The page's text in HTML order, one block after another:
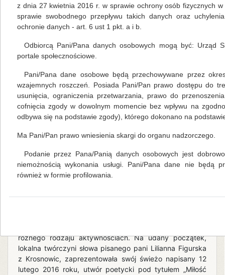
Mała biblioteka w Wojciechowicach w gminie
Kłodzko liczy sobie 161 czytelników, którzy w
roku 2015 przeczytali 2 909 książek. 325
trzydziestu różnego rodzaju aktywnościach
zaproponowanych przez tutejszą bibliotekarkę Izę
woluminów, a ostatnio trafiło tu 153 nowości
wydawniczych, o które prosili sami czytelnicy. Na
półkach czekają między innymi:„Dwanaście prac
Herkulesa” A. Christie„Nie igraj ze mną” S. Day„Dolina
czytaj więcej...
Pod szyldem "Miłość czerwonego kapturka"
Mariola Huzar,własne
Z okazji tegorocznych Walentynek, do
różnego rodzaju aktywnościach. Na udany początek,
lokalna twórczyni słowa pisanego pani Lilianna Figurska
z Krosnowic, zaprezentowała swój świeżo napisany 12
lutego 2016 roku, utwór poetycki pod tytułem „Miłość
z dnia 27 kwietnia 2016 r. w sprawie ochrony osób fizycznych
sprawie swobodnego przepływu takich danych oraz
ochronie danych - art. 6 ust 1 pkt. a i b.
Odbiorcą Pani/Pana danych osobowych mogą być: Urząd
portale społecznościowe.
Pani/Pana dane osobowe będą przechowywane przez
wzajemnych roszczeń. Posiada Pani/Pan prawo dostępu do
usunięcia, ograniczenia przetwarzania, prawo do
cofnięcia zgody w dowolnym momencie bez wpływu na
odbywa się na podstawie zgody), którego dokonano na
Ma Pani/Pan prawo wniesienia skargi do organu nadzorczego.
Podanie przez Pana/Panią danych osobowych jest
niemożnością wykonania usługi. Pani/Pana dane nie będą
również w formie profilowania.